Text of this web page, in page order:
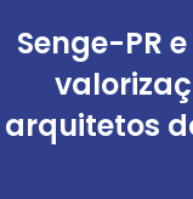
Senge-PR
arquitetos
Senge-PR
arquitetos
Senge-PR
arquitetos